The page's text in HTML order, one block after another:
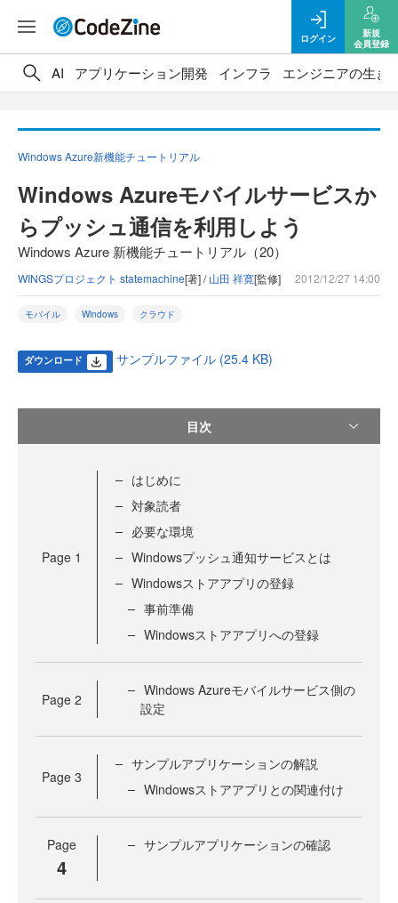
ログイン
新規
会員登録
AI アプリケーション開発 インフラ エンジニアの生き
Windows Azure新機能チュートリアル
Windows Azureモバイルサービスか
らプッシュ通信を利用しよう
Windows Azure 新機能チュートリアル（20）
WINGSプロジェクト statemachine[著] /山田 祥寛[監修] 2012/12/27 14:00
モバイル Windows クラウド
ダウンロード サンプルファイル (25.4 KB)
目次
Page 1
はじめに
対象読者
必要な環境
Windowsプッシュ通知サービスとは
Windowsストアアプリの登録
事前準備
Windowsストアアプリへの登録
Page 2
Windows Azureモバイルサービス側の
設定
Page 3
サンプルアプリケーションの解説
Windowsストアアプリとの関連付け
Page
4
サンプルアプリケーションの確認